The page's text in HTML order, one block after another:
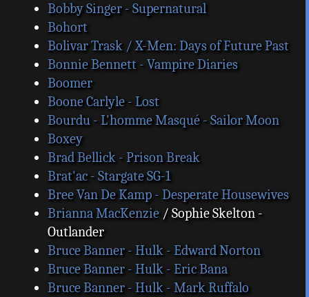
Bobby Singer - Supernatural
Bohort
Bolivar Trask / X-Men: Days of Future Past
Bonnie Bennett - Vampire Diaries
Boomer
Boone Carlyle - Lost
Bourdu - L'homme Masqué - Sailor Moon
Boxey
Brad Bellick - Prison Break
Brat'ac - Stargate SG-1
Bree Van De Kamp - Desperate Housewives
Brianna MacKenzie/ Sophie Skelton -
Outlander
Bruce Banner - Hulk - Edward Norton
Bruce Banner - Hulk - Eric Bana
Bruce Banner - Hulk - Mark Ruffalo